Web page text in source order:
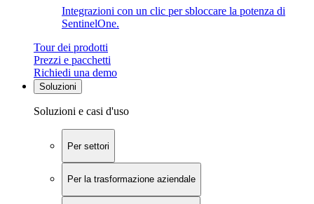
Integrazioni con un clic per sbloccare la potenza di
SentinelOne.
Tour dei prodotti
Prezzi e pacchetti
Richiedi una demo
Soluzioni
Soluzioni e casi d'uso
Per settori
Per la trasformazione aziendale